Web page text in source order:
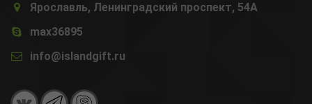
Ярославль, Ленинградский проспект, 54А
max36895
info@islandgift.ru